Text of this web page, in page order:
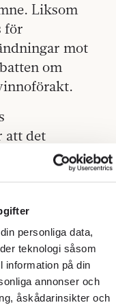
personliga data,
teknologi såsom
information på din
annonser och
åskådarinsikter och
Liksom
för
mot
om
att det
en mjuk stat,
inte lyckas
form inom
sekter.
grunden för,
fram i